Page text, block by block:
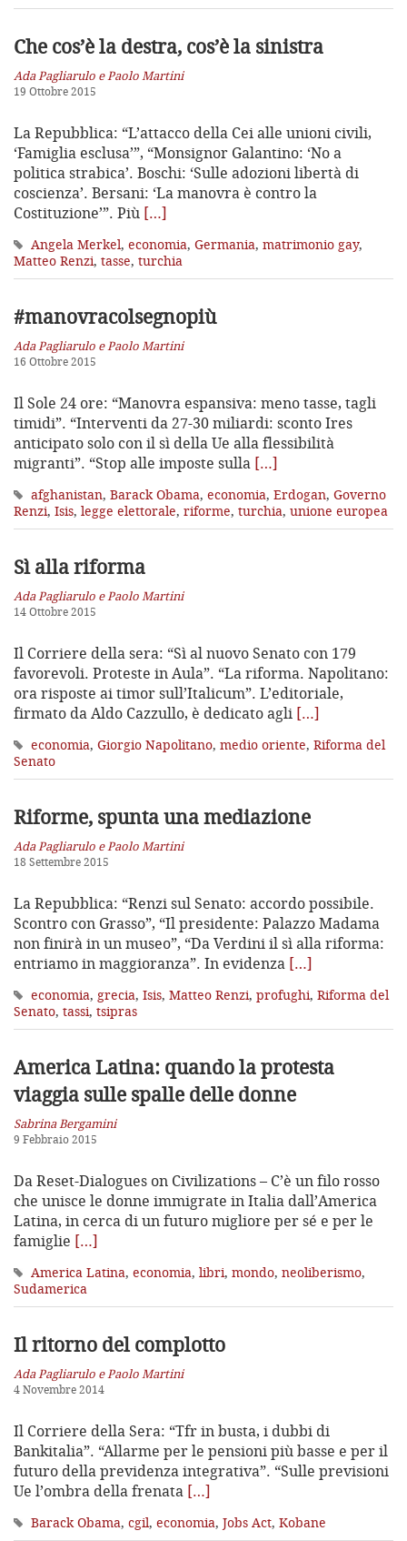
Che cos’è la destra, cos’è la sinistra
Ada Pagliarulo e Paolo Martini
19 Ottobre 2015
La Repubblica: “L’attacco della Cei alle unioni civili,
‘Famiglia esclusa’”, “Monsignor Galantino: ‘No a
politica strabica’. Boschi: ‘Sulle adozioni libertà di
coscienza’. Bersani: ‘La manovra è contro la
Costituzione’”. Più […]
Angela Merkel, economia, Germania, matrimonio gay,
Matteo Renzi, tasse, turchia
#manovracolsegnopiù
Ada Pagliarulo e Paolo Martini
16 Ottobre 2015
Il Sole 24 ore: “Manovra espansiva: meno tasse, tagli
timidi”. “Interventi da 27-30 miliardi: sconto Ires
anticipato solo con il sì della Ue alla flessibilità
migranti”. “Stop alle imposte sulla […]
afghanistan, Barack Obama, economia, Erdogan, Governo
Renzi, Isis, legge elettorale, riforme, turchia, unione europea
Sì alla riforma
Ada Pagliarulo e Paolo Martini
14 Ottobre 2015
Il Corriere della sera: “Sì al nuovo Senato con 179
favorevoli. Proteste in Aula”. “La riforma. Napolitano:
ora risposte ai timor sull’Italicum”. L’editoriale,
firmato da Aldo Cazzullo, è dedicato agli […]
economia, Giorgio Napolitano, medio oriente, Riforma del
Senato
Riforme, spunta una mediazione
Ada Pagliarulo e Paolo Martini
18 Settembre 2015
La Repubblica: “Renzi sul Senato: accordo possibile.
Scontro con Grasso”, “Il presidente: Palazzo Madama
non finirà in un museo”, “Da Verdini il sì alla riforma:
entriamo in maggioranza”. In evidenza […]
economia, grecia, Isis, Matteo Renzi, profughi, Riforma del
Senato, tassi, tsipras
America Latina: quando la protesta
viaggia sulle spalle delle donne
Sabrina Bergamini
9 Febbraio 2015
Da Reset-Dialogues on Civilizations – C’è un filo rosso
che unisce le donne immigrate in Italia dall’America
Latina, in cerca di un futuro migliore per sé e per le
famiglie […]
America Latina, economia, libri, mondo, neoliberismo,
Sudamerica
Il ritorno del complotto
Ada Pagliarulo e Paolo Martini
4 Novembre 2014
Il Corriere della Sera: “Tfr in busta, i dubbi di
Bankitalia”. “Allarme per le pensioni più basse e per il
futuro della previdenza integrativa”. “Sulle previsioni
Ue l’ombra della frenata […]
Barack Obama, cgil, economia, Jobs Act, Kobane